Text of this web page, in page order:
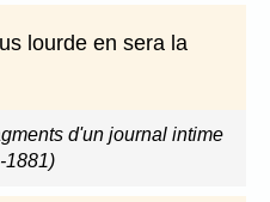
lourde en sera la
d'un journal intime
1881)